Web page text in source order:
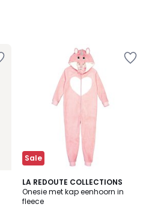
Sale
LA REDOUTE COLLECTIONS
Onesie met kap eenhoorn in
fleece
4,4
/ 5